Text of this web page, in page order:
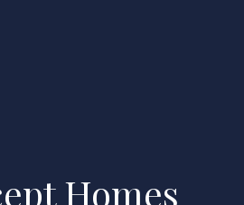
Homes